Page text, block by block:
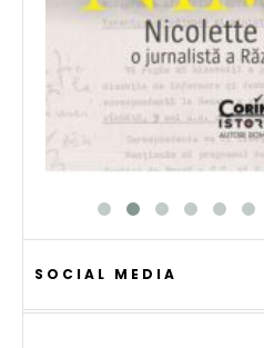
SOCIAL MEDIA